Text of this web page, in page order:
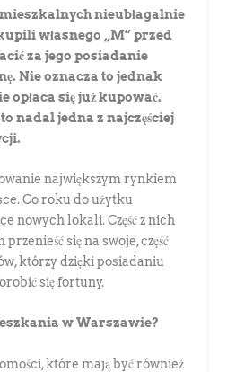
nieubłagalnie
własnego „M” przed
za jego posiadanie
Nie oznacza to jednak
opłaca się już kupować.
nadal jedna z najczęściej
największym rynkiem
Co roku do użytku
nowych lokali. Część z nich
się na swoje, część
którzy dzięki posiadaniu
się fortuny.
w Warszawie?
które mają być również